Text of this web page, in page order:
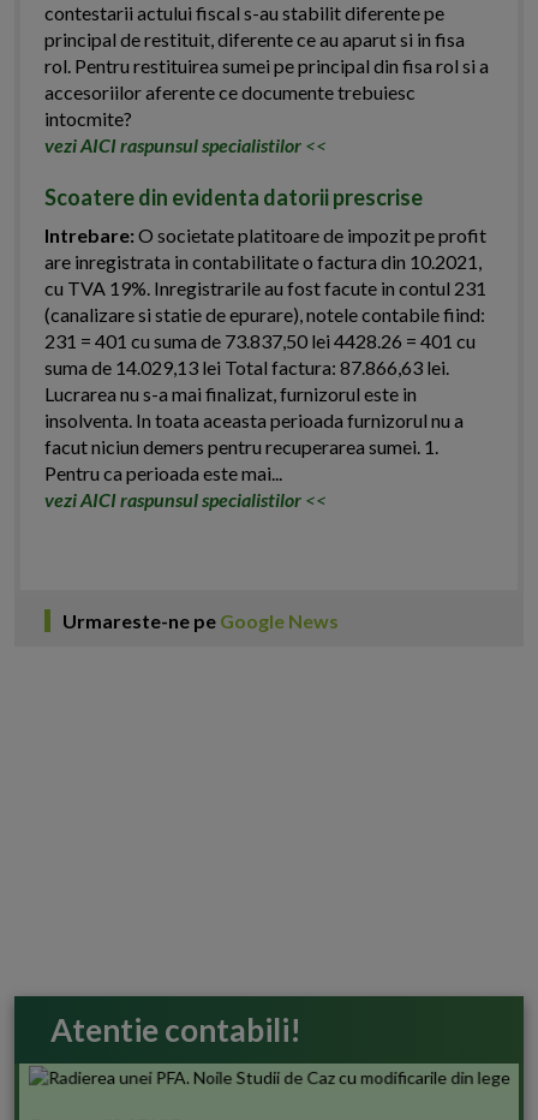
contestarii actului fiscal s-au stabilit diferente pe
principal de restituit, diferente ce au aparut si in fisa
rol. Pentru restituirea sumei pe principal din fisa rol si a
accesoriilor aferente ce documente trebuiesc
intocmite?
vezi AICI raspunsul specialistilor <<
Scoatere din evidenta datorii prescrise
Intrebare:O societate platitoare de impozit pe profit
are inregistrata in contabilitate o factura din 10.2021,
cu TVA 19%. Inregistrarile au fost facute in contul 231
(canalizare si statie de epurare), notele contabile fiind:
231 = 401 cu suma de 73.837,50 lei 4428.26 = 401 cu
suma de 14.029,13 lei Total factura: 87.866,63 lei.
Lucrarea nu s-a mai finalizat, furnizorul este in
insolventa. In toata aceasta perioada furnizorul nu a
facut niciun demers pentru recuperarea sumei. 1.
Pentru ca perioada este mai...
vezi AICI raspunsul specialistilor <<
Urmareste-ne pe Google News
Atentie contabili!